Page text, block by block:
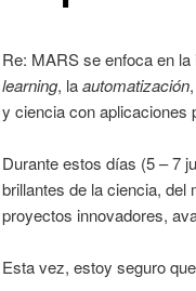
Re: MARS se enfoca en
learning, laautomatización
y ciencia con aplicaciones
Durante estos días (5 – 7
brillantes de la ciencia, del
proyectos innovadores,
Esta vez, estoy seguro